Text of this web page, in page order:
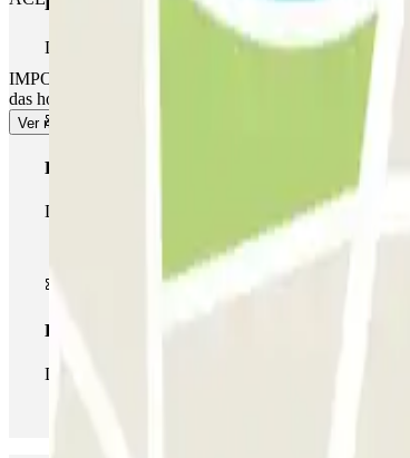
IMPORTANTE: pode aceder ao parque de
das horas indicadas na sua reserva), dependendo das
Ver mais
Passe simples
Durante a sua estadia, só poderá entrar e sair do
Passe multiestacionamento
Durante a sua estadia, pode utilizar toda a rede de
Passe ilimitado
Durante a sua estadia, pode entrar e sair do parque